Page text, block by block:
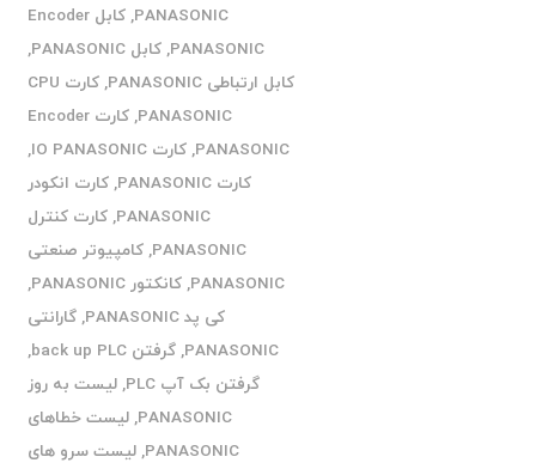
PANASONIC
,
کابل Encoder
PANASONIC
,کابل PANASONIC
,
کابل ارتباطی PANASONIC
,
کارت CPU
PANASONIC
,
کارت Encoder
PANASONIC
,کارت IO PANASONIC
,
کارت PANASONIC
,کارت انکودر
PANASONIC
,کارت کنترل
PANASONIC
,کامپیوتر صنعتی
PANASONIC
,کانکتور PANASONIC
,
کی پد PANASONIC
,گارانتی
PANASONIC
,گرفتن back up PLC
,
گرفتن بک آپ PLC
,لیست به روز
PANASONIC
,لیست خطاهای
PANASONIC
,لیست سرو های